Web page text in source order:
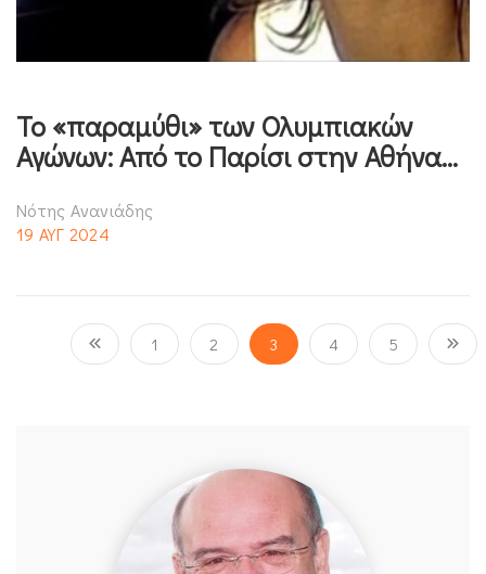
Το «παραμύθι» των Ολυμπιακών
Αγώνων: Από το Παρίσι στην Αθήνα…
Νότης Ανανιάδης
19 ΑΥΓ 2024
1 2 3 4 5